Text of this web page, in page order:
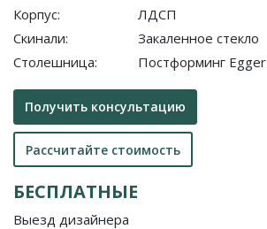
Корпус:
Скинали:
Столешница:
ЛДСП
Закаленное стекло
Постформинг Egger
Получить консультацию
Рассчитайте стоимость
БЕСПЛАТНЫЕ
Выезд дизайнера